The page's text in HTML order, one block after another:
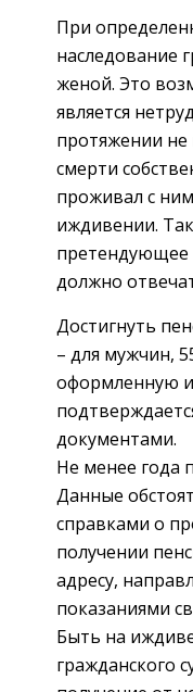
При
наследование
женой. Это
является
протяжении не
смерти
проживал с
иждивении.
претендующее
должно
Достигнуть
– для мужчин,
оформленную
документами.
Не менее года
Данные
справками о
получении
адресу,
показаниями
Быть на
гражданского